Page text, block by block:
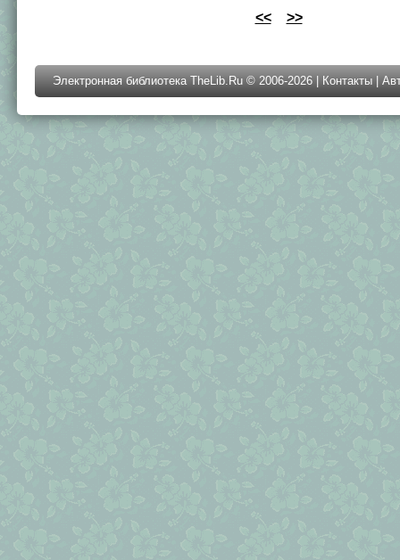
<< >>
Электронная библиотека TheLib.Ru © 2006-2026 | Контакты |